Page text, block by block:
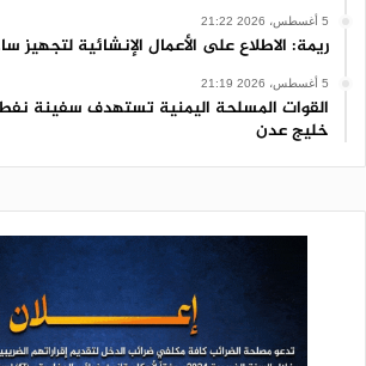
5 أغسطس، 2026 21:22
ريمة: الاطلاع على الأعمال الإنشائية لتجهيز
5 أغسطس، 2026 21:19
القوات المسلحة اليمنية تستهدف سفينة
خليج عدن